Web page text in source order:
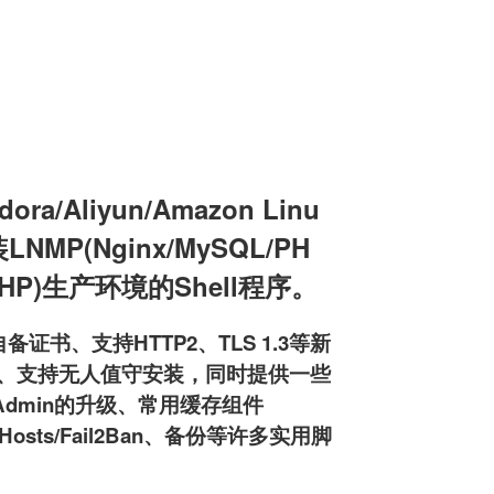
Aliyun/Amazon Linu
MySQL/PH
生产环境的Shell程序。
证书、支持HTTP2、TLS 1.3等新
支持无人值守安装，同时提供一些
的升级、常用缓存组件
Fail2Ban、备份等许多实用脚